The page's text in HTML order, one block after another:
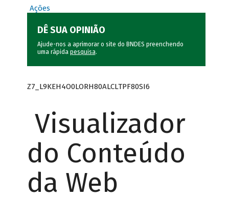
Ações
DÊ SUA OPINIÃO
Ajude-nos a aprimorar o site do BNDES preenchendo
uma rápida pesquisa.
Z7_L9KEH4O0LORH80ALCLTPF80SI6
Visualizador
do Conteúdo
da Web